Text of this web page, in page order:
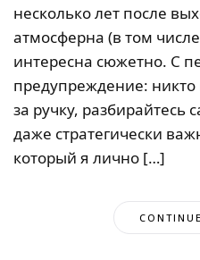
несколько лет после
атмосферна (в том
интересна сюжетно. С
предупреждение: никто
за ручку, разбирайтесь
даже стратегически
который я лично […]